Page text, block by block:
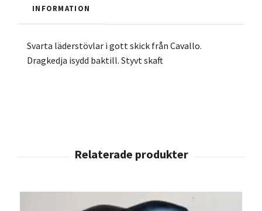
INFORMATION
Svarta läderstövlar i gott skick från Cavallo.
Dragkedja isydd baktill. Styvt skaft